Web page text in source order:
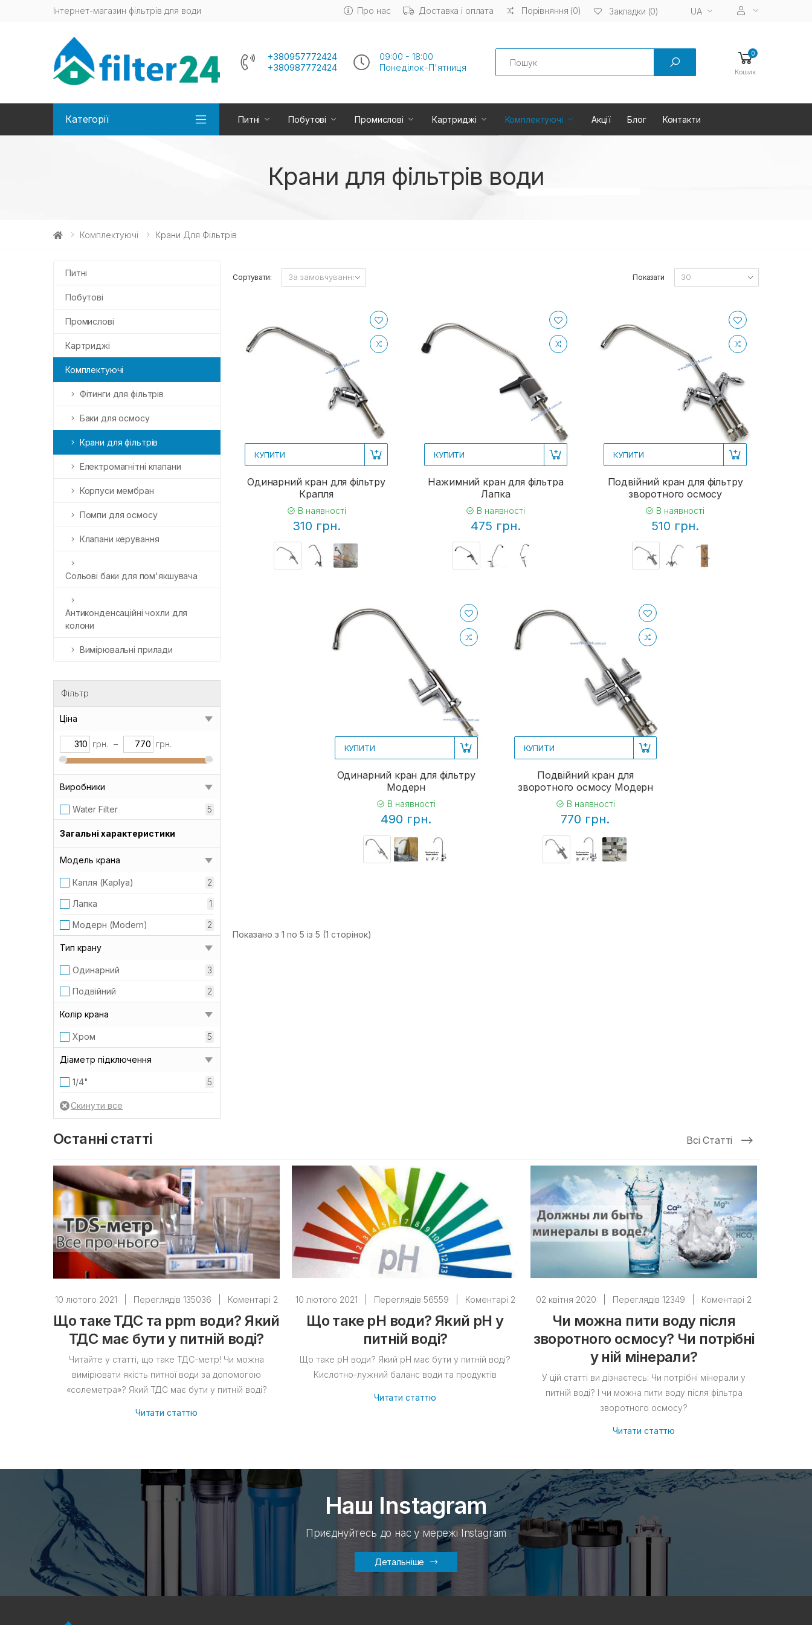
Інтернет-магазин фільтрів для води Про нас Доставка і оплата Порівняння (0) Закладки (0) UA
+380957772424
+380987772424
09:00 - 18:00
Понеділок-П'ятниця
Search 0
Кошик
Категорії Питні Побутові Промислові Картриджі Комплектуючі Акції Блог Контакти
Крани для фільтрів води
Комплектуючі Крани Для Фільтрів
Питні
Побутові
Промислові
Картриджі
Комплектуючі
Фітинги для фільтрів
Баки для осмосу
Крани для фільтрів
Електромагнітні клапани
Корпуси мембран
Помпи для осмосу
Клапани керування
Сольові баки для пом'якшувача
Антиконденсаційні чохли для
колони
Вимірювальні прилади
Фільтр
Ціна
грн. – грн.
Виробники
Water Filter 5
Загальні характеристики
Модель крана
Капля (Kaplya) 2
Лапка 1
Модерн (Modern) 2
Тип крану
Одинарний 3
Подвійний 2
Колір крана
Хром 5
Діаметр підключення
1/4" 5
Сортувати: Показати
КУПИТИ
Одинарний кран для фільтру
Крапля
В наявності
310 грн.
КУПИТИ
Нажимний кран для фільтра
Лапка
В наявності
475 грн.
КУПИТИ
Подвійний кран для фільтру
зворотного осмосу
В наявності
510 грн.
КУПИТИ
Одинарний кран для фільтру
Модерн
В наявності
490 грн.
КУПИТИ
Подвійний кран для
зворотного осмосу Модерн
В наявності
770 грн.
Показано з 1 по 5 із 5 (1 сторінок)
Останні статті Всі Статті
10 лютого 2021 Переглядів 135036 Коментарі 2
Що таке ТДС та ppm води? Який
ТДС має бути у питній воді?
Читайте у статті, що таке ТДС-метр! Чи можна
вимірювати якість питної води за допомогою
«солеметра»? Який ТДС має бути у питній воді?
Читати статтю
10 лютого 2021 Переглядів 56559 Коментарі 2
Що таке рН води? Який pH у
питній воді?
Що таке рН води? Який pH має бути у питній воді?
Кислотно-лужний баланс води та продуктів
Читати статтю
02 квітня 2020 Переглядів 12349 Коментарі 2
Чи можна пити воду після
зворотного осмосу? Чи потрібні
у ній мінерали?
У цій статті ви дізнаєтесь: Чи потрібні мінерали у
питній воді? І чи можна пити воду після фільтра
зворотного осмосу?
Читати статтю
Наш Instagram
Приєднуйтесь до нас у мережі Instagram
Детальніше